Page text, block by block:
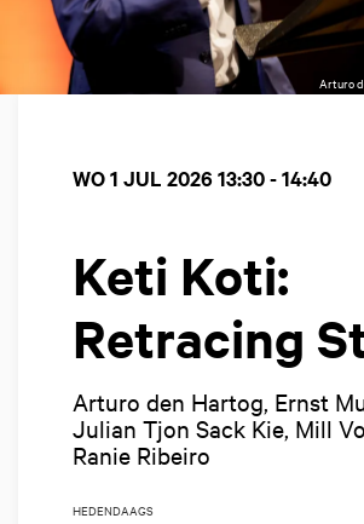
Arturo
Keti Koti:
Retracing
Arturo den Hartog, Ernst
Julian Tjon Sack Kie, Mill
Ranie Ribeiro
WO 1 JUL 2026 13:30 - 14:40
HEDENDAAGS